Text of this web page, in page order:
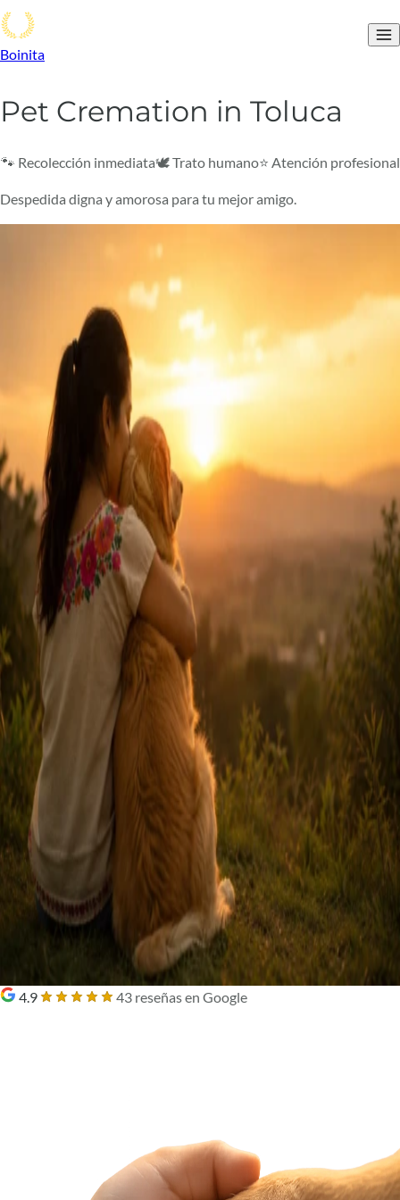
Boinita
Pet Cremation in Toluca
🐾 Recolección inmediata🕊️ Trato humano⭐ Atención profesional
Despedida digna y amorosa para tu mejor amigo.
4.9 43 reseñas en Google